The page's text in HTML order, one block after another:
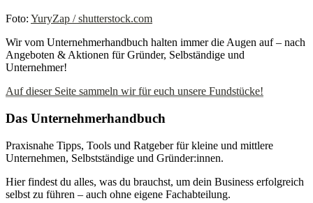
Foto: YuryZap / shutterstock.com
Wir vom Unternehmerhandbuch halten immer die Augen auf – nach
Angeboten & Aktionen für Gründer, Selbständige und
Unternehmer!
Auf dieser Seite sammeln wir für euch unsere Fundstücke!
Das Unternehmerhandbuch
Praxisnahe Tipps, Tools und Ratgeber für kleine und mittlere
Unternehmen, Selbstständige und Gründer:innen.
Hier findest du alles, was du brauchst, um dein Business erfolgreich
selbst zu führen – auch ohne eigene Fachabteilung.